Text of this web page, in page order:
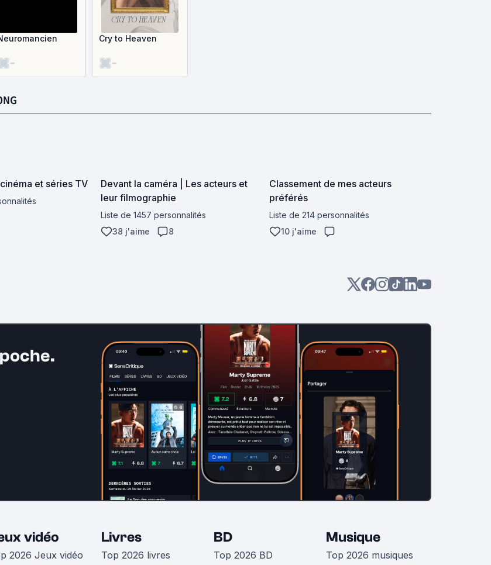
-
Cry to Heaven
-
et séries TV
Devant la caméra | Les acteurs et
leur filmographie
Liste de 1457 personnalités
38 j'aime
8
Classement de mes acteurs
préférés
Liste de 214 personnalités
10 j'aime
vidéo
2026 Jeux vidéo
Livres
Top 2026 livres
BD
Top 2026 BD
Musique
Top 2026 musiques